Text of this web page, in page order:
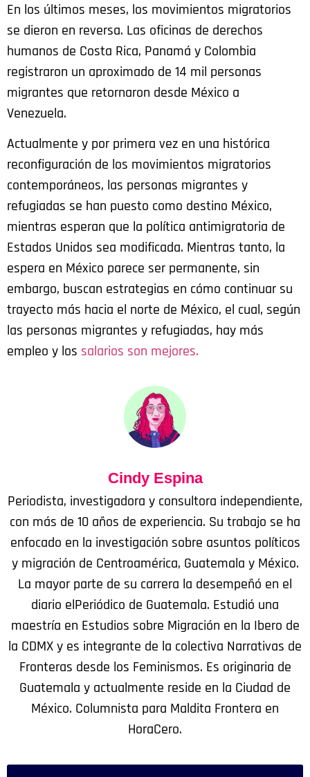
En los últimos meses, los movimientos migratorios
se dieron en reversa. Las oficinas de derechos
humanos de Costa Rica, Panamá y Colombia
registraron un aproximado de 14 mil personas
migrantes que retornaron desde México a
Venezuela.
Actualmente y por primera vez en una histórica
reconfiguración de los movimientos migratorios
contemporáneos, las personas migrantes y
refugiadas se han puesto como destino México,
mientras esperan que la política antimigratoria de
Estados Unidos sea modificada. Mientras tanto, la
espera en México parece ser permanente, sin
embargo, buscan estrategias en cómo continuar su
trayecto más hacia el norte de México, el cual, según
las personas migrantes y refugiadas, hay más
empleo y los salarios son mejores.
Cindy Espina
Periodista, investigadora y consultora independiente,
con más de 10 años de experiencia. Su trabajo se ha
enfocado en la investigación sobre asuntos políticos
y migración de Centroamérica, Guatemala y México.
La mayor parte de su carrera la desempeñó en el
diario elPeriódico de Guatemala. Estudió una
maestría en Estudios sobre Migración en la Ibero de
la CDMX y es integrante de la colectiva Narrativas de
Fronteras desde los Feminismos. Es originaria de
Guatemala y actualmente reside en la Ciudad de
México. Columnista para Maldita Frontera en
HoraCero.